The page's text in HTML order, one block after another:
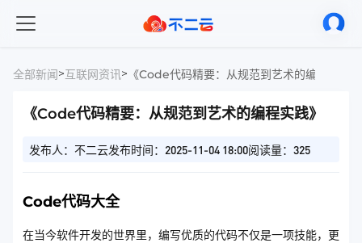
全部新闻>互联网资讯> 《Code代码精要：从规范到艺术的编程实践》
《Code代码精要：从规范到艺术的编程实践》
发布人：不二云发布时间：2025-11-04 18:00阅读量：325
Code代码大全
在当今软件开发的世界里，编写优质的代码不仅是一项技能，更